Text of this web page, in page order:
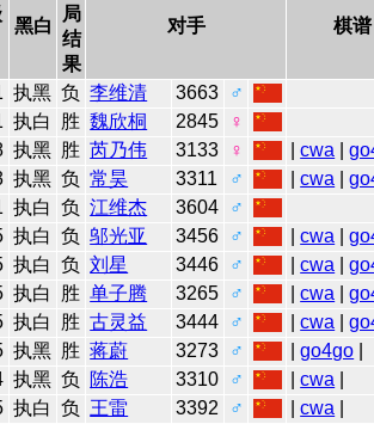
黑白
局
结
果
对手 棋谱
执黑 负 李维清 3663
♂
执白 胜 魏欣桐 2845
♀
执黑 胜 芮乃伟 3133 ♀ |cwa |
执黑 负 常昊 3311 ♂ |cwa |
执白 负 江维杰 3604
♂
执白 负 邬光亚 3456 ♂ |cwa |
执白 负 刘星 3446 ♂ |cwa |
执白 胜 单子腾 3265 ♂ |cwa |
执白 胜 古灵益 3444 ♂ |cwa |
执黑 胜 蒋蔚 3273 ♂ |go4go
执黑 负 陈浩 3310 ♂ |cwa
执白 负 王雷 3392 ♂ |cwa